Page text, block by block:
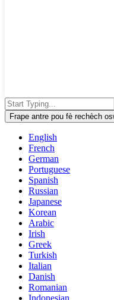
Frape antre pou fè rechèch
English
French
German
Portuguese
Spanish
Russian
Japanese
Korean
Arabic
Irish
Greek
Turkish
Italian
Danish
Romanian
Indonesian